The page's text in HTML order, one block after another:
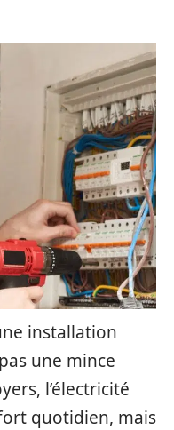
installation
une mince
l’électricité
quotidien, mais